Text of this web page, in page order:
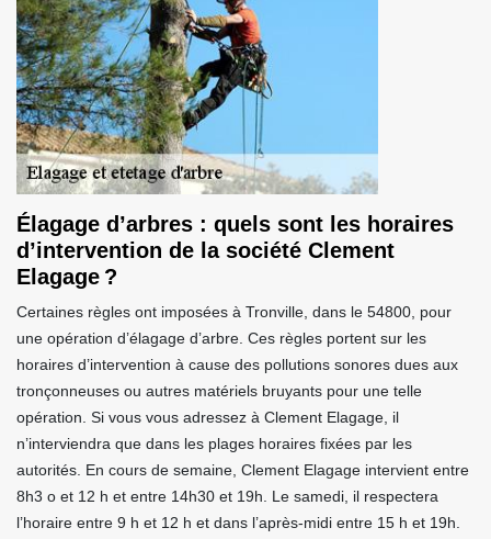
Élagage d’arbres : quels sont les horaires
d’intervention de la société Clement
Elagage ?
Certaines règles ont imposées à Tronville, dans le 54800, pour
une opération d’élagage d’arbre. Ces règles portent sur les
horaires d’intervention à cause des pollutions sonores dues aux
tronçonneuses ou autres matériels bruyants pour une telle
opération. Si vous vous adressez à Clement Elagage, il
n’interviendra que dans les plages horaires fixées par les
autorités. En cours de semaine, Clement Elagage intervient entre
8h3 o et 12 h et entre 14h30 et 19h. Le samedi, il respectera
l’horaire entre 9 h et 12 h et dans l’après-midi entre 15 h et 19h.